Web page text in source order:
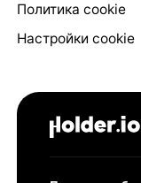
Политика cookie
Настройки cookie